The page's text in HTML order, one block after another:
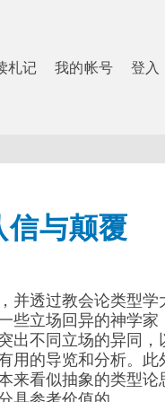
札记 我的帐号 登入
与颠覆
并透过教会论类型学
些立场回异的神学家
出不同立场的异同，
用的导览和分析。
来看似抽象的类型论